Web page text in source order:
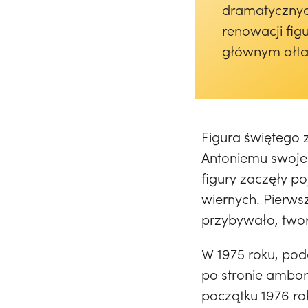
renowacji
głównym
Figura świętego
Antoniemu
figury zaczęły
wiernych.
przybywało,
W 1975 roku,
po stronie
początku 1976